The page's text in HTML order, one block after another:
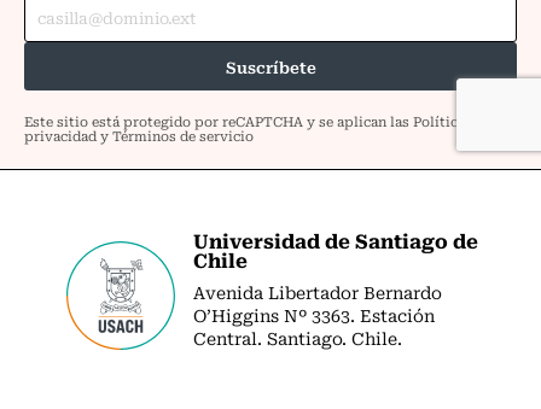
Universidad de Santiago de
Chile
Avenida Libertador Bernardo
O’Higgins Nº 3363. Estación
Central. Santiago. Chile.